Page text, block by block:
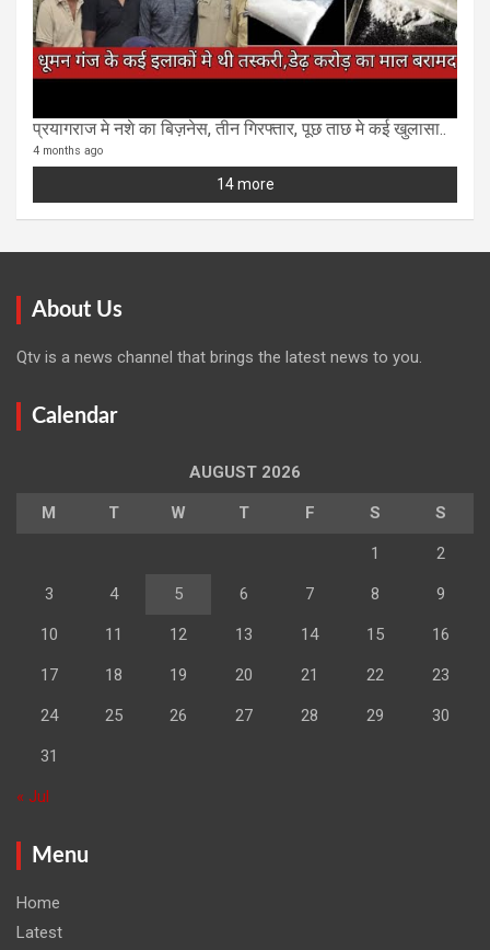
प्रयागराज मे नशे का बिज़नेस, तीन गिरफ्तार, पूछ ताछ मे कई खुलासा..
4 months ago
14 more
About Us
Qtv is a news channel that brings the latest news to you.
Calendar
AUGUST 2026
M T W T F S S
1 2
3 4 5 6 7 8 9
10 11 12 13 14 15 16
17 18 19 20 21 22 23
24 25 26 27 28 29 30
31
« Jul
Menu
Home
Latest